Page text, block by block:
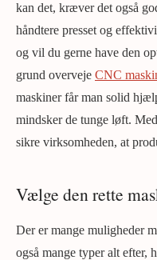
kan det, kræver det også
håndtere presset og
og vil du gerne have den
grund overveje CNC
maskiner får man solid
mindsker de tunge løft.
sikre virksomheden, at
Vælge den rette
Der er mange muligheder
også mange typer alt efter,